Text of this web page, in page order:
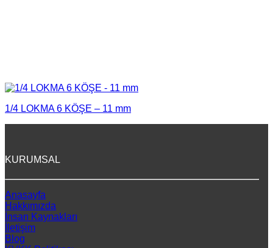
1/4 LOKMA 6 KÖŞE – 11 mm
KURUMSAL
Anasayfa
Hakkımızda
İnsan Kaynakları
İletişim
Blog